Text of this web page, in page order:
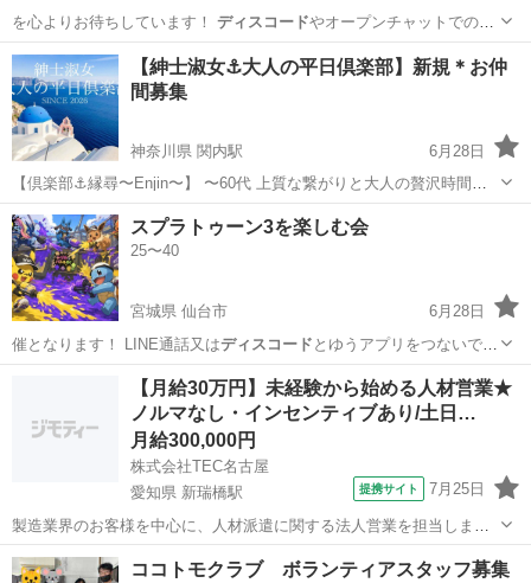
を心よりお待ちしています！ ディスコードやオープンチャットでの質
問も受け付…
山口 山口市 ボランティア オープンチャット
【紳士淑女⚓️大人の平日倶楽部】新規＊お仲
間募集
神奈川県 関内駅
6月28日
【倶楽部⚓️縁尋〜Enjin〜】 〜60代 上質な繋がりと大人の贅沢時間〜
『素敵な出会いが連鎖する』――。 そんな想いを込めたサークルで
す。 横浜みなとみらいを中心に、美味しい食事や音楽を楽しみなが
ら、心豊かな交流を...
神奈川 横浜市 関内駅 大人
スプラトゥーン3を楽しむ会
25〜40
宮城県 仙台市
6月28日
催となります！ LINE通話又はディスコード とゆうアプリをつないでや
ろうと思い…
その他 スプラトゥーン
【月給30万円】未経験から始める人材営業★
ノルマなし・インセンティブあり/土日…
月給300,000円
株式会社TEC名古屋
愛知県 新瑞橋駅
提携サイト 7月25日
製造業界のお客様を中心に、人材派遣に関する法人営業を担当しま
す。 企業への提案から求職者との面談、就業後のフォローまで、一人
の営業が一貫して携わる「両手型営業」なので、迅速な対応ができま
愛知 新瑞橋駅 営業事務
ココトモクラブ ボランティアスタッフ募集